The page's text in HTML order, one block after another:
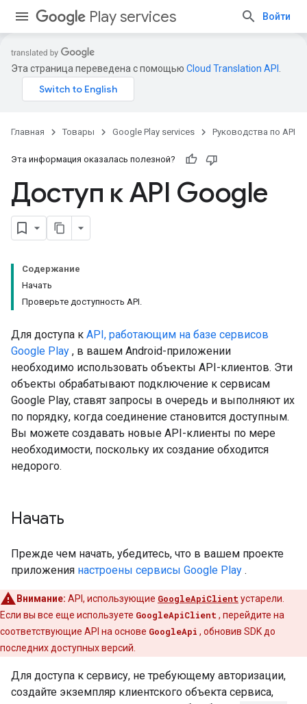
Play services Войти
Эта страница переведена с помощью Cloud Translation API
Главная Товары Google Play services Руководства по API
Эта информация оказалась полезной?
Доступ к API Google
Содержание
Начать
Проверьте доступность API.
Для доступа к API, работающим на базе сервисов
Google Play , в вашем Android-приложении
необходимо использовать объекты API-клиентов. Эти
объекты обрабатывают подключение к сервисам
Google Play, ставят запросы в очередь и выполняют их
по порядку, когда соединение становится доступным.
Вы можете создавать новые API-клиенты по мере
необходимости, поскольку их создание обходится
недорого.
Начать
Прежде чем начать, убедитесь, что в вашем проекте
приложения настроены сервисы Google Play .
Внимание: API, использующие GoogleApiClient устарели.
Если вы все еще используете GoogleApiClient , перейдите на
соответствующие API на основе GoogleApi , обновив SDK до
последних доступных версий.
Для доступа к сервису, не требующему авторизации,
создайте экземпляр клиентского объекта сервиса,